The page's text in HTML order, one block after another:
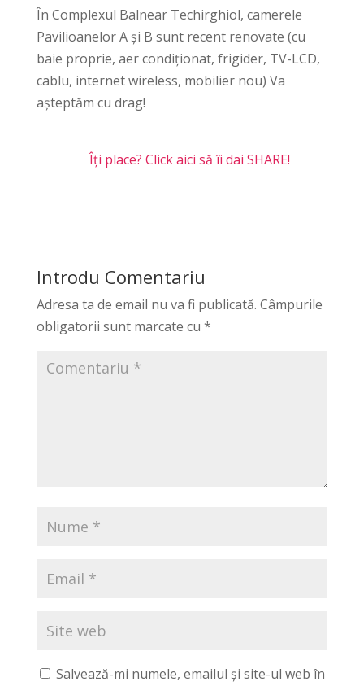
În Complexul Balnear Techirghiol, camerele
Pavilioanelor A și B sunt recent renovate (cu
baie proprie, aer condiționat, frigider, TV-LCD,
cablu, internet wireless, mobilier nou) Va
așteptăm cu drag!
Îți place? Click aici să îi dai SHARE!
Introdu Comentariu
Adresa ta de email nu va fi publicată. Câmpurile
obligatorii sunt marcate cu *
Salvează-mi numele, emailul și site-ul web în